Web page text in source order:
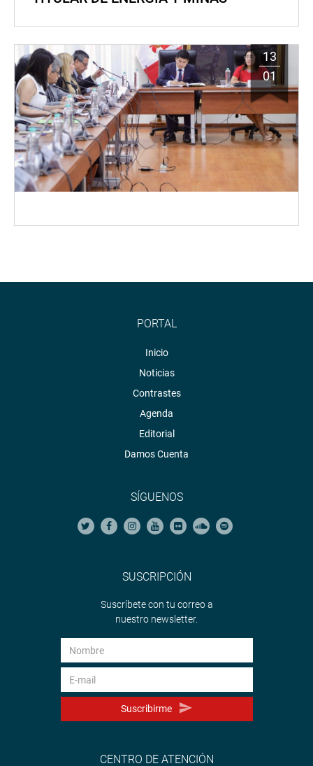
13
01
PORTAL
Inicio
Noticias
Contrastes
Agenda
Editorial
Damos Cuenta
SÍGUENOS
SUSCRIPCIÓN
Suscríbete con tu correo a
nuestro newsletter.
Suscribirme
CENTRO DE ATENCIÓN